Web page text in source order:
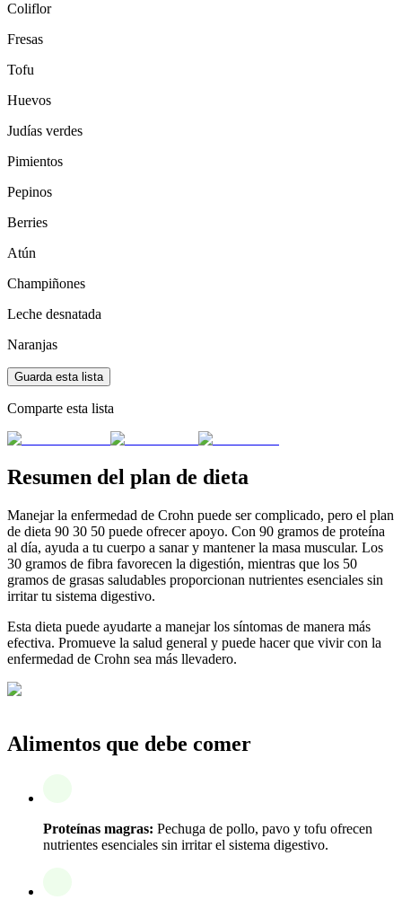
Coliflor
Fresas
Tofu
Huevos
Judías verdes
Pimientos
Pepinos
Berries
Atún
Champiñones
Leche desnatada
Naranjas
Guarda esta lista
Comparte esta lista
Resumen del plan de dieta
Manejar la enfermedad de Crohn puede ser complicado, pero el plan
de dieta 90 30 50 puede ofrecer apoyo. Con 90 gramos de proteína
al día, ayuda a tu cuerpo a sanar y mantener la masa muscular. Los
30 gramos de fibra favorecen la digestión, mientras que los 50
gramos de grasas saludables proporcionan nutrientes esenciales sin
irritar tu sistema digestivo.
Esta dieta puede ayudarte a manejar los síntomas de manera más
efectiva. Promueve la salud general y puede hacer que vivir con la
enfermedad de Crohn sea más llevadero.
Alimentos que debe comer
Proteínas magras: Pechuga de pollo, pavo y tofu ofrecen
nutrientes esenciales sin irritar el sistema digestivo.